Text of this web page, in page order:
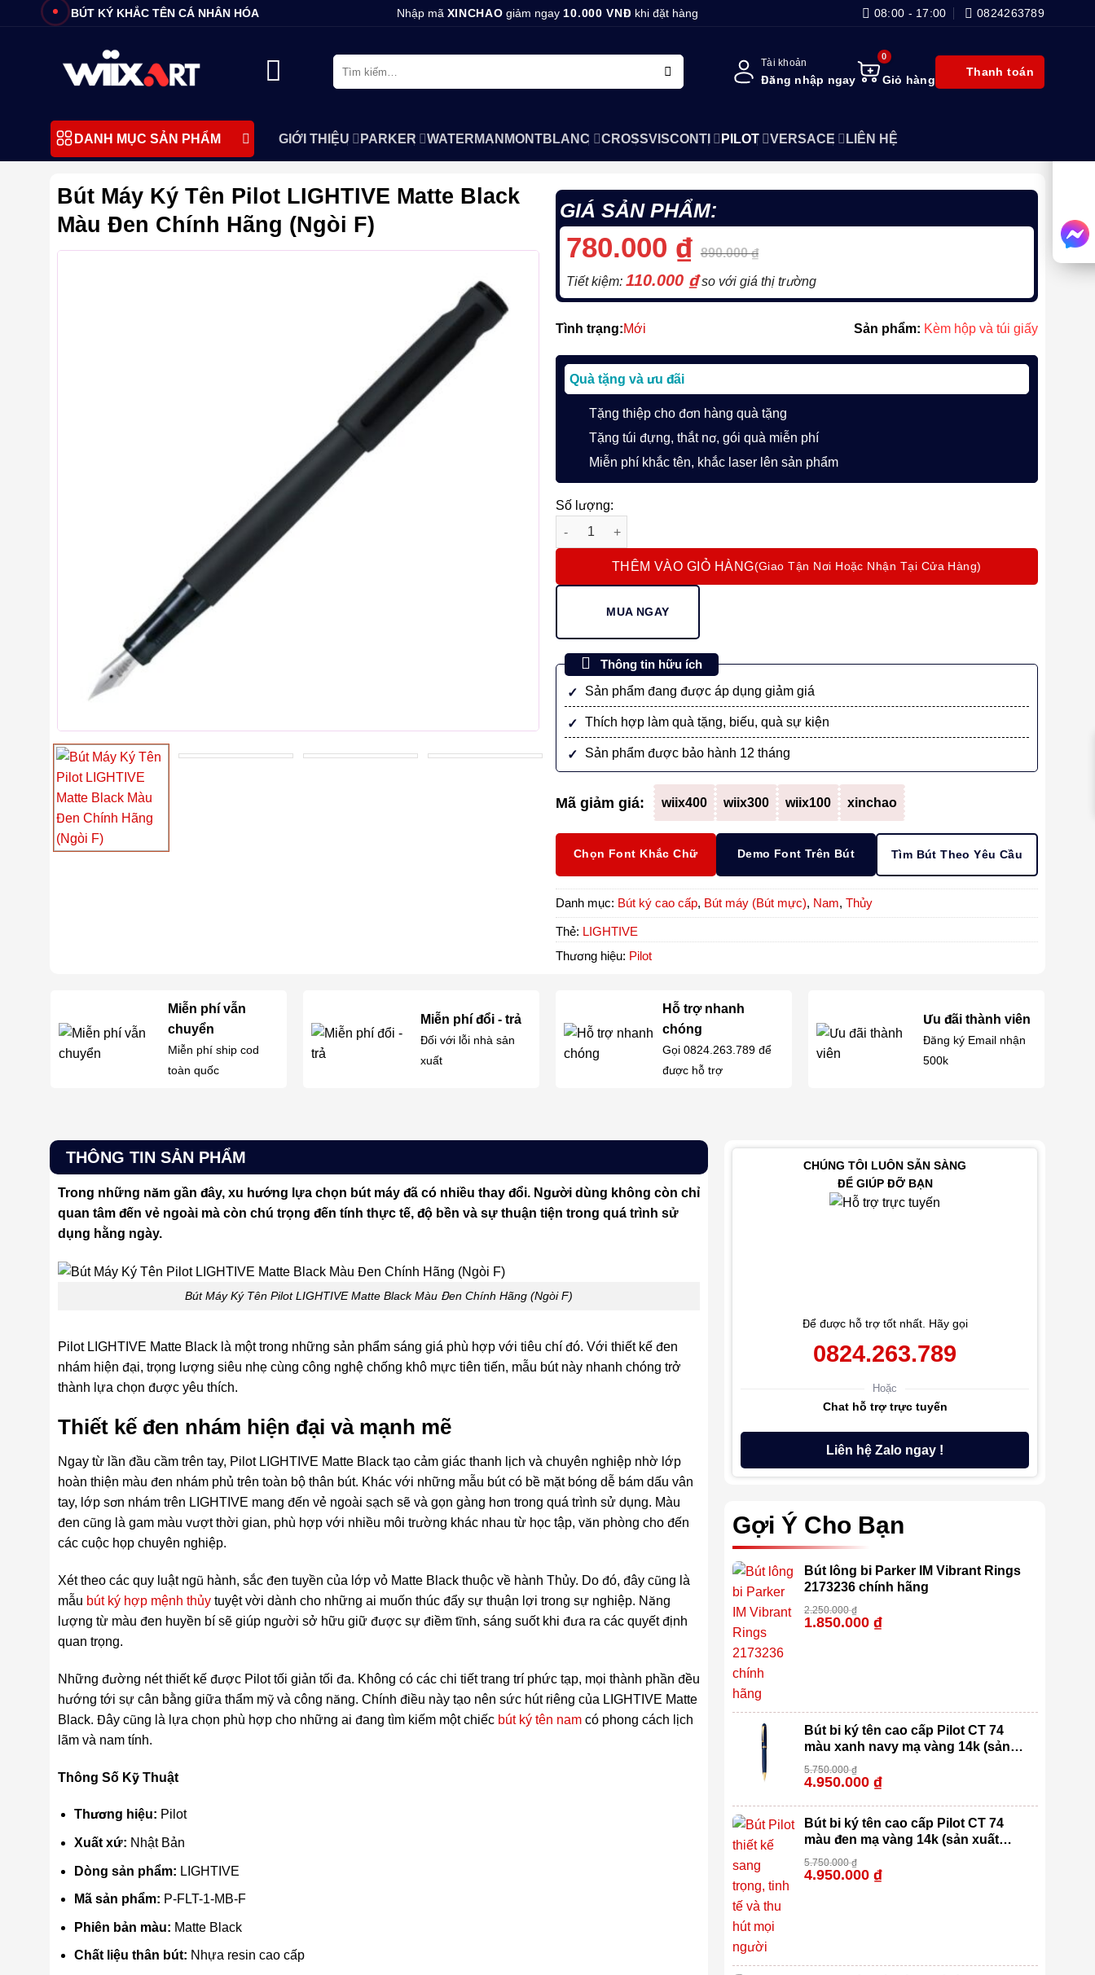
BÚT KÝ KHẮC TÊN CÁ NHÂN HÓA Nhập mã XINCHAO giảm ngay 10.000 VNĐ khi đặt hàng 08:00 - 17:00 0824263789
Tìm
kiếm:
Tài khoản
Đăng nhập ngay Giỏ hàng
Thanh toán
DANH MỤC SẢN PHẨM GIỚI THIỆU PARKER WATERMAN MONTBLANC CROSSVISCONTI PILOT VERSACE LIÊN HỆ
Bút Máy Ký Tên Pilot LIGHTIVE Matte Black
Màu Đen Chính Hãng (Ngòi F)
GIÁ SẢN PHẨM:
780.000 ₫ 890.000₫
Tiết kiệm: 110.000 ₫so với giá thị trường
Tình trạng:Mới Sản phẩm: Kèm hộp và túi giấy
Quà tặng và ưu đãi
Tặng thiệp cho đơn hàng quà tặng
Tặng túi đựng, thắt nơ, gói quà miễn phí
Miễn phí khắc tên, khắc laser lên sản phẩm
Số lượng:
Bút Máy Ký Tên Pilot LIGHTIVE Matte Black Màu Đen Chính Hãng (Ngòi F) số lượng
THÊM VÀO GIỎ HÀNG
MUA NGAY
Thông tin hữu ích
Sản phẩm đang được áp dụng giảm giá
Thích hợp làm quà tặng, biếu, quà sự kiện
Sản phẩm được bảo hành 12 tháng
Mã giảm giá: wiix400 wiix300 wiix100 xinchao
Chọn Font Khắc Chữ Demo Font Trên Bút Tìm Bút Theo Yêu Cầu
Danh mục: Bút ký cao cấp, Bút máy (Bút mực), Nam, Thủy
Thẻ: LIGHTIVE
Thương hiệu: Pilot
Miễn phí vẫn
chuyển
Miễn phí ship cod
toàn quốc
Miễn phí đổi - trả
Đối với lỗi nhà sản
xuất
Hỗ trợ nhanh
chóng
Gọi 0824.263.789 để
được hỗ trợ
Ưu đãi thành viên
Đăng ký Email nhận
500k
THÔNG TIN SẢN PHẨM
Trong những năm gần đây, xu hướng lựa chọn bút máy đã có nhiều thay đổi. Người dùng không còn chỉ
quan tâm đến vẻ ngoài mà còn chú trọng đến tính thực tế, độ bền và sự thuận tiện trong quá trình sử
dụng hằng ngày.
Bút Máy Ký Tên Pilot LIGHTIVE Matte Black Màu Đen Chính Hãng (Ngòi F)
Pilot LIGHTIVE Matte Black là một trong những sản phẩm sáng giá phù hợp với tiêu chí đó. Với thiết kế đen
nhám hiện đại, trọng lượng siêu nhẹ cùng công nghệ chống khô mực tiên tiến, mẫu bút này nhanh chóng trở
thành lựa chọn được yêu thích.
Thiết kế đen nhám hiện đại và mạnh mẽ
Ngay từ lần đầu cầm trên tay, Pilot LIGHTIVE Matte Black tạo cảm giác thanh lịch và chuyên nghiệp nhờ lớp
hoàn thiện màu đen nhám phủ trên toàn bộ thân bút. Khác với những mẫu bút có bề mặt bóng dễ bám dấu vân
tay, lớp sơn nhám trên LIGHTIVE mang đến vẻ ngoài sạch sẽ và gọn gàng hơn trong quá trình sử dụng. Màu
đen cũng là gam màu vượt thời gian, phù hợp với nhiều môi trường khác nhau từ học tập, văn phòng cho đến
các cuộc họp chuyên nghiệp.
Xét theo các quy luật ngũ hành, sắc đen tuyền của lớp vỏ Matte Black thuộc về hành Thủy. Do đó, đây cũng là
mẫu bút ký hợp mệnh thủytuyệt vời dành cho những ai muốn thúc đẩy sự thuận lợi trong sự nghiệp. Năng
lượng từ màu đen huyền bí sẽ giúp người sở hữu giữ được sự điềm tĩnh, sáng suốt khi đưa ra các quyết định
quan trọng.
Những đường nét thiết kế được Pilot tối giản tối đa. Không có các chi tiết trang trí phức tạp, mọi thành phần đều
hướng tới sự cân bằng giữa thẩm mỹ và công năng. Chính điều này tạo nên sức hút riêng của LIGHTIVE Matte
Black. Đây cũng là lựa chọn phù hợp cho những ai đang tìm kiếm một chiếc bút ký tên namcó phong cách lịch
lãm và nam tính.
Thông Số Kỹ Thuật
Thương hiệu: Pilot
Xuất xứ: Nhật Bản
Dòng sản phẩm: LIGHTIVE
Mã sản phẩm: P-FLT-1-MB-F
Phiên bản màu: Matte Black
Chất liệu thân bút: Nhựa resin cao cấp
CHÚNG TÔI LUÔN SẴN SÀNG
ĐỂ GIÚP ĐỠ BẠN
Để được hỗ trợ tốt nhất. Hãy gọi
0824.263.789
Hoặc
Chat hỗ trợ trực tuyến
Liên hệ Zalo ngay !
Gợi Ý Cho Bạn
Bút lông bi Parker IM Vibrant Rings
2173236 chính hãng
2.250.000₫
1.850.000 ₫
Bút bi ký tên cao cấp Pilot CT 74
màu xanh navy mạ vàng 14k (sản
xuất 100% tại Nhật Bản)
5.750.000₫
4.950.000 ₫
Bút bi ký tên cao cấp Pilot CT 74
màu đen mạ vàng 14k (sản xuất
100% tại Nhật Bản)
5.750.000₫
4.950.000 ₫